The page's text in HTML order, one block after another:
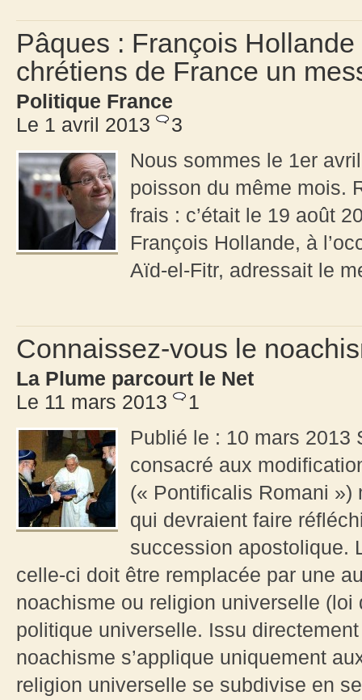
Pâques : François
chrétiens de France un
Politique France
Le 1 avril 2013
3
Nous sommes le 1er
poisson du même mois.
frais : c’était le 19 août
François Hollande, à
Aïd-el-Fitr, adressait le
Connaissez-vous le
La Plume parcourt le Net
Le 11 mars 2013
1
Publié le : 10 mars 2013
consacré aux
(« Pontificalis Romani »)
qui devraient faire
succession apostolique.
celle-ci doit être remplacée par une
noachisme ou religion universelle
politique universelle. Issu
noachisme s’applique uniquement
religion universelle se subdivise en